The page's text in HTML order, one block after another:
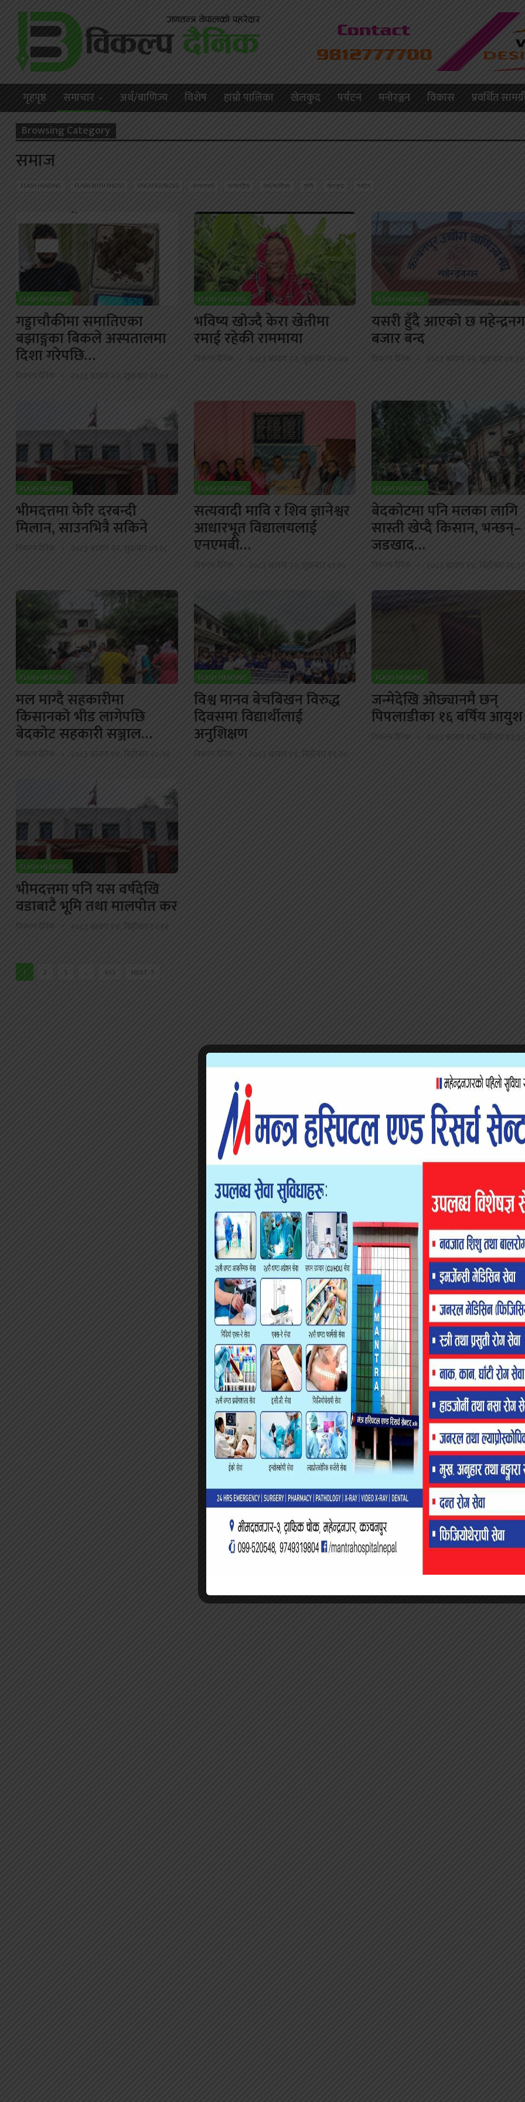
गृहपृष्ठ समाचार अर्थ/बाणिज्य विशेष हाम्राे पालिका खेलकुद पर्यटन मनाेरञ्जन विकास
प्रवर्धित
Browsing Category
समाज
FLASH HEADING FLASH WITH PHOTO UNCATEGORIZED अन्तरवार्ता अन्तराष्ट्रिय अर्थ/बाणिज्य कृषि खेलकुद पर्यटन
FLASH HEADING
गड्डाचौकीमा समातिएका
बझाङ्गका बिकले अस्पतालमा
दिशा गरेपछि…
विकल्प दैनिक २०८३ श्रावण २२, शुक्रबार २१:००
FLASH HEADING
भविष्य खोज्दै केरा खेतीमा
रमाई रहेकी राममाया
विकल्प दैनिक २०८३ श्रावण २२, शुक्रबार २०:०७
FLASH HEADING
यसरी हुँदै आएको छ
बजार बन्द
विकल्प दैनिक २०८३ श्रावण २२, शुक्रबार ०९:३४
FLASH HEADING
भीमदत्तमा फेरि दरबन्दी
मिलान, साउनभित्रै सकिने
विकल्प दैनिक २०८३ श्रावण २२, शुक्रबार ०९:१८
FLASH HEADING
सत्यवादी मावि र शिव ज्ञानेश्वर
आधारभूत विद्यालयलाई
एनएमबी…
विकल्प दैनिक २०८३ श्रावण २२, शुक्रबार ०९:१०
FLASH HEADING
बेदकोटमा पनि मलका लागि
सास्ती खेप्दै किसान, भन्छन्–
जडखाद…
विकल्प दैनिक २०८३ श्रावण १४, बिहीबार २१:३२
FLASH HEADING
मल माग्दै सहकारीमा
किसानको भीड लागेपछि
बेदकोट सहकारी सञ्जाल…
विकल्प दैनिक २०८३ श्रावण १४, बिहीबार २०:५४
FLASH HEADING
विश्व मानव बेचबिखन विरुद्ध
दिवसमा विद्यार्थीलाई
अनुशिक्षण
विकल्प दैनिक २०८३ श्रावण १४, बिहीबार १९:२०
FLASH HEADING
जन्मेदेखि ओछ्यानमै छन्
पिपलाडीका १६ बर्षिय आयुश
विकल्प दैनिक २०८३ श्रावण १४, बिहीबार १२:३०
FLASH HEADING
भीमदत्तमा पनि यस वर्षदेखि
वडाबाटै भूमि तथा मालपोत कर
विकल्प दैनिक २०८३ श्रावण १४, बिहीबार १२:११
1 2 3 … 453 NEXT